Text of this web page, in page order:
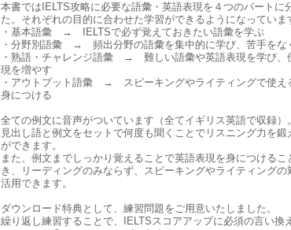
本書ではIELTS攻略に必要な語彙・英語表現を４つのパートに
た。それぞれの目的に合わせた学習ができるようになっていま
・基本語彙 → IELTSで必ず覚えておきたい語彙を学ぶ
・分野別語彙 → 頻出分野の語彙を集中的に学び、苦手をな
・熟語・チャレンジ語彙 → 難しい語彙や英語表現を学び、
現を増やす
・アウトプット語彙 → スピーキングやライティングで使え
身につける
全ての例文に音声がついています（全てイギリス英語で収録）。
見出し語と例文をセットで何度も聞くことでリスニング力を鍛
ができます。
また、例文までしっかり覚えることで英語表現を身につけるこ
き、リーディングのみならず、スピーキングやライティングの
活用できます。
ダウンロード特典として、練習問題をご用意いたしました。
繰り返し練習することで、IELTSスコアアップに必須の言い換